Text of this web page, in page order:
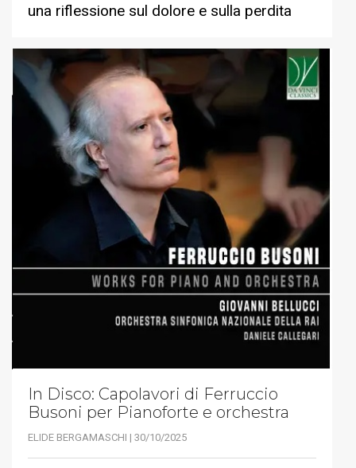
una riflessione sul dolore e sulla perdita
In Disco: Capolavori di Ferruccio
Busoni per Pianoforte e orchestra
ELIDE BERGAMASCHI | 30/10/2025